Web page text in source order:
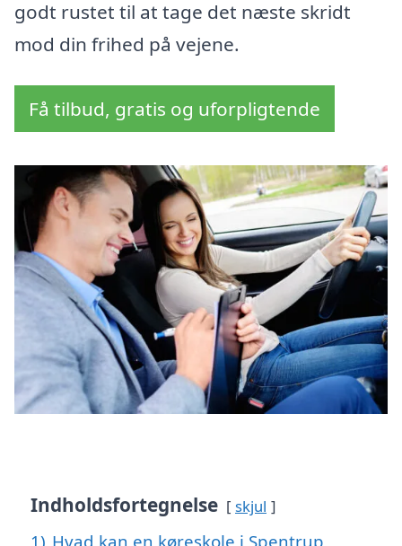
godt rustet til at tage det næste skridt
mod din frihed på vejene.
Få tilbud, gratis og uforpligtende
Indholdsfortegnelse skjul
1) Hvad kan en køreskole i Spentrup